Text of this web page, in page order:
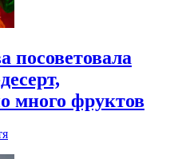
посоветовала
много фруктов